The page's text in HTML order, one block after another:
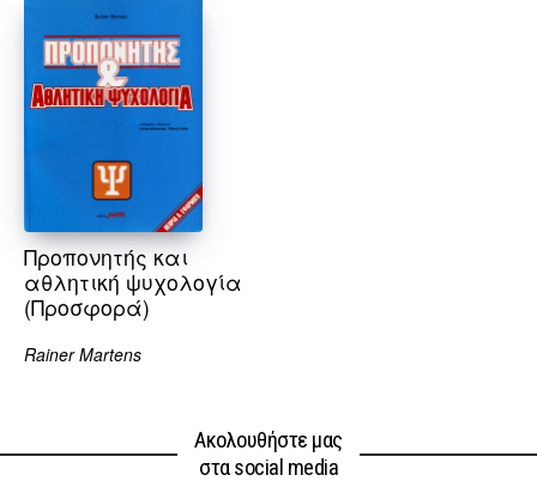
Προπονητής και
αθλητική ψυχολογία
(Προσφορά)
Rainer Martens
Ακολουθήστε μας
στα social media